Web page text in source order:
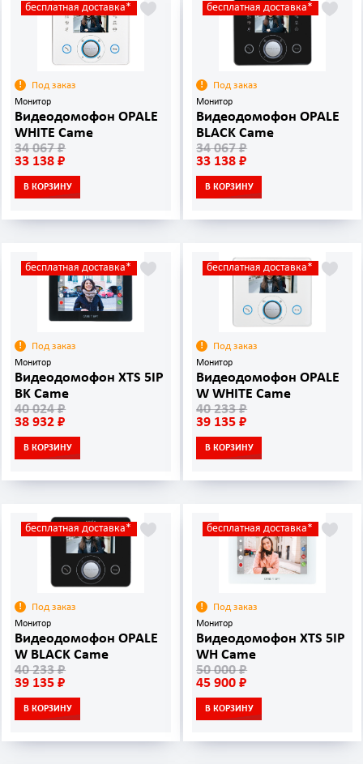
бесплатная доставка*
Под заказ
Монитор
Видеодомофон OPALE
WHITE Came
34 067 ₽
33 138 ₽
В КОРЗИНУ
бесплатная доставка*
Под заказ
Монитор
Видеодомофон OPALE
BLACK Came
34 067 ₽
33 138 ₽
В КОРЗИНУ
бесплатная доставка*
Под заказ
Монитор
Видеодомофон XTS 5IP
BK Came
40 024 ₽
38 932 ₽
В КОРЗИНУ
бесплатная доставка*
Под заказ
Монитор
Видеодомофон OPALE
W WHITE Came
40 233 ₽
39 135 ₽
В КОРЗИНУ
бесплатная доставка*
Под заказ
Монитор
Видеодомофон OPALE
W BLACK Came
40 233 ₽
39 135 ₽
В КОРЗИНУ
бесплатная доставка*
Под заказ
Монитор
Видеодомофон XTS 5IP
WH Came
50 000 ₽
45 900 ₽
В КОРЗИНУ